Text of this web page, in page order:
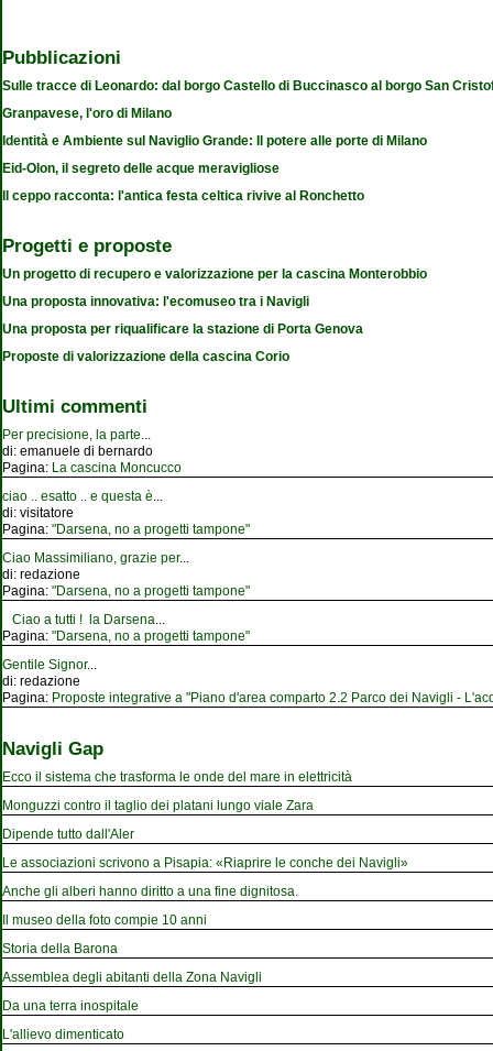
Pubblicazioni
Sulle tracce di Leonardo: dal borgo Castello di Buccinasco al borgo San
Granpavese, l'oro di Milano
Identità e Ambiente sul Naviglio Grande: Il potere alle porte di Milano
Eid-Olon, il segreto delle acque meravigliose
Il ceppo racconta: l'antica festa celtica rivive al Ronchetto
Progetti e proposte
Un progetto di recupero e valorizzazione per la cascina Monterobbio
Una proposta innovativa: l'ecomuseo tra i Navigli
Una proposta per riqualificare la stazione di Porta Genova
Proposte di valorizzazione della cascina Corio
Ultimi commenti
Per precisione, la parte...
di: emanuele di bernardo
Pagina: La cascina Moncucco
ciao .. esatto .. e questa è...
di: visitatore
Pagina: "Darsena, no a progetti tampone"
Ciao Massimiliano, grazie per...
di: redazione
Pagina: "Darsena, no a progetti tampone"
Ciao a tutti ! la Darsena...
Pagina: "Darsena, no a progetti tampone"
Gentile Signor...
di: redazione
Pagina: Proposte integrative a "Piano d'area comparto 2.2 Parco dei Navigli -
Navigli Gap
Ecco il sistema che trasforma le onde del mare in elettricità
Monguzzi contro il taglio dei platani lungo viale Zara
Dipende tutto dall'Aler
Le associazioni scrivono a Pisapia: «Riaprire le conche dei Navigli»
Anche gli alberi hanno diritto a una fine dignitosa.
Il museo della foto compie 10 anni
Storia della Barona
Assemblea degli abitanti della Zona Navigli
Da una terra inospitale
L'allievo dimenticato